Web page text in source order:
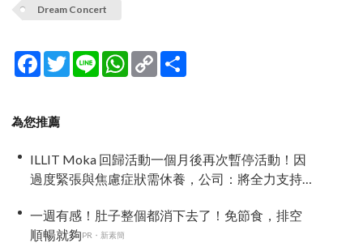
Dream Concert
Facebook
TwitterLine WhatsApp
Copy
Link
為您推薦
ILLIT Moka 回歸活動一個月後再次暫停活動！因
過度緊張與焦慮症狀需休養，公司：將全力支持
一週有感！肚子整個都消下去了！免節食，排空
順暢就夠PR・新素簡